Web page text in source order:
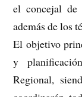
el concejal de
además de los
El objetivo
y
Regional,